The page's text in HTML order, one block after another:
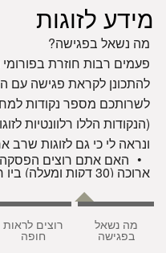
מידע לזוגות
מה נשאל בפגישה?
פעמים רבות חוזרת
להתכונן לקראת פגישה עם
לשרותכם מספר נקודות
(הנקודות הללו רלוונטיות
ונראה לי כי גם לזוגות
ארוכה (30 דקות ומעלה) בין חתימת הכתובה לחופה.
הערה: הדבר תלוי בדרך
לעמוד בקבלת פנים.
האם יש לכם שני עדים
מה נשאל
בפגישה
רוצים לראות
חופה